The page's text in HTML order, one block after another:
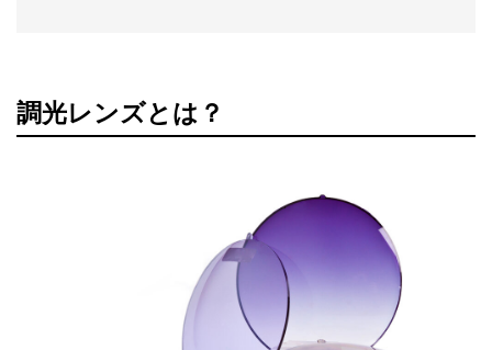
調光レンズとは？